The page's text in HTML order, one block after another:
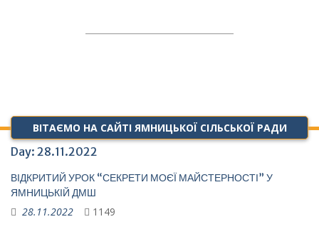
ВІТАЄМО НА САЙТІ ЯМНИЦЬКОЇ СІЛЬСЬКОЇ РАДИ
Day: 28.11.2022
ВІДКРИТИЙ УРОК “СЕКРЕТИ МОЄЇ МАЙСТЕРНОСТІ” У
ЯМНИЦЬКІЙ ДМШ
28.11.2022 1149